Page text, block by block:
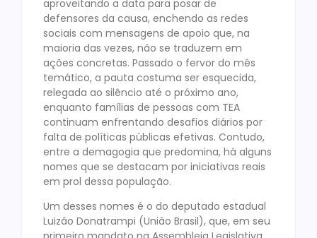
aproveitando a data para posar de
defensores da causa, enchendo as redes
sociais com mensagens de apoio que, na
maioria das vezes, não se traduzem em
ações concretas. Passado o fervor do mês
temático, a pauta costuma ser esquecida,
relegada ao silêncio até o próximo ano,
enquanto famílias de pessoas com TEA
continuam enfrentando desafios diários por
falta de políticas públicas efetivas. Contudo,
entre a demagogia que predomina, há alguns
nomes que se destacam por iniciativas reais
em prol dessa população.
Um desses nomes é o do deputado estadual
Luizão Donatrampi (União Brasil), que, em seu